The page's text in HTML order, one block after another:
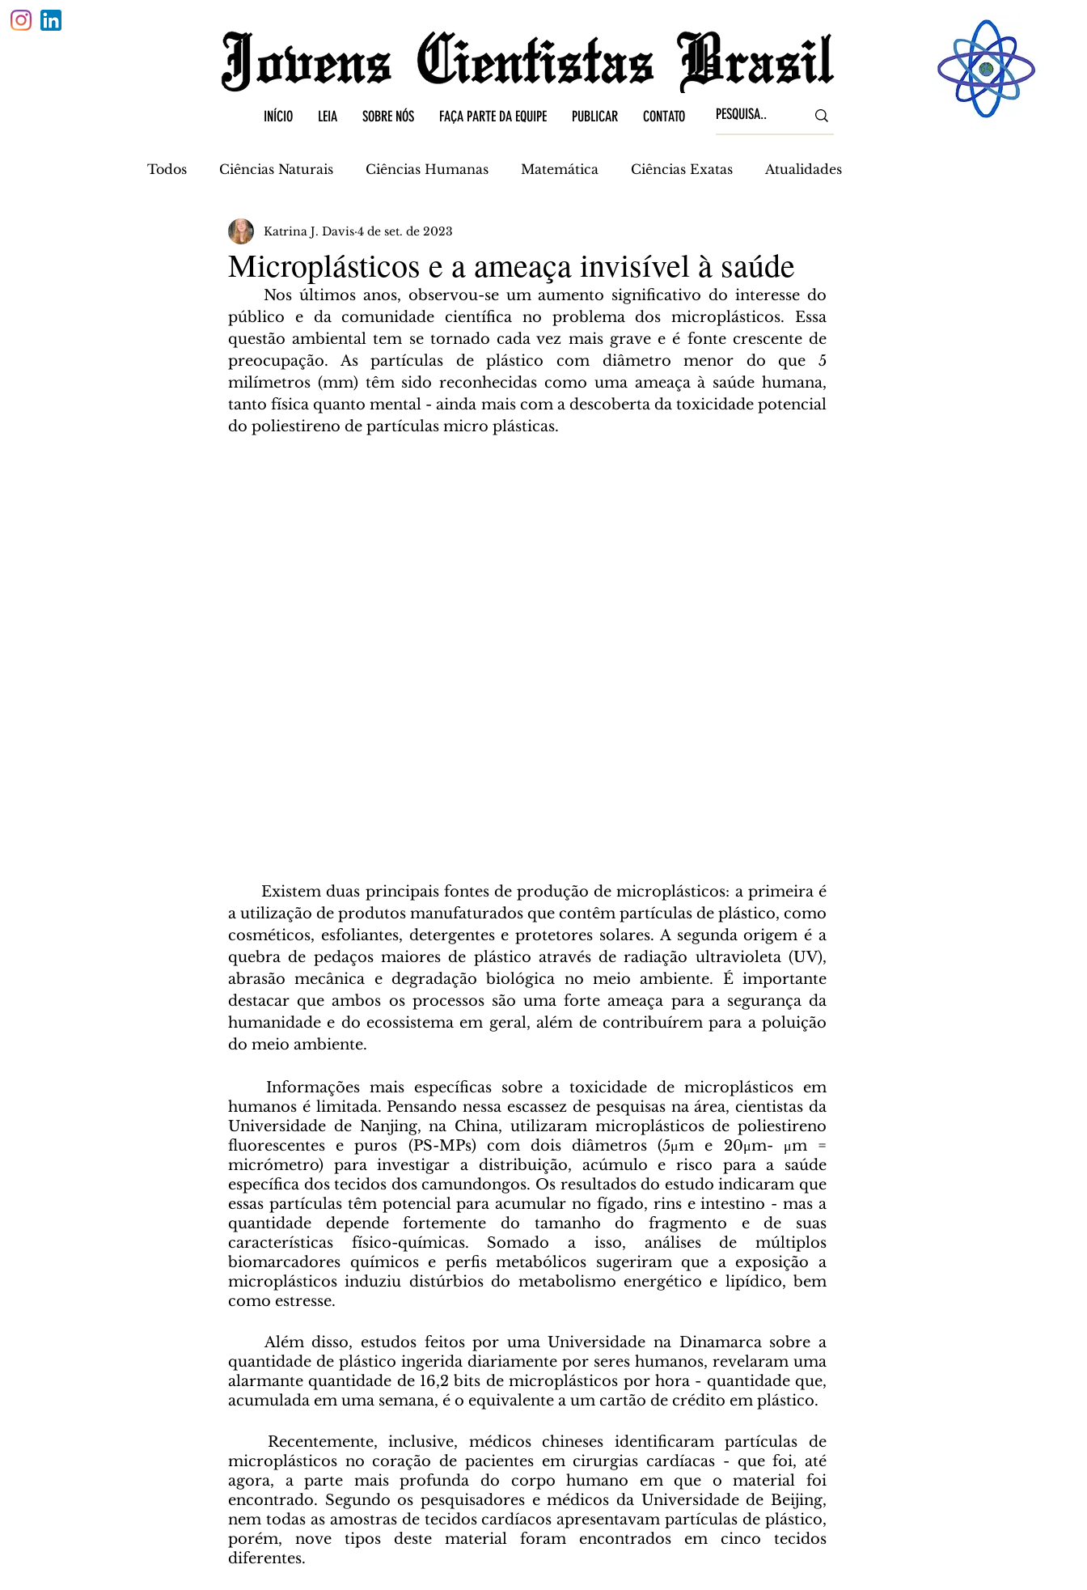
INÍCIO LEIA SOBRE NÓS FAÇA PARTE DA EQUIPE PUBLICAR CONTATO
Todos Ciências Naturais Ciências Humanas Matemática Ciências Exatas Atualidades
Biologia Química Ciências da Terra
Microplásticos e a ameaça invisível à saúde
Katrina J. Davis 4 de set. de 2023
público e da comunidade científica no problema dos microplásticos. Essa
questão ambiental tem se tornado cada vez mais grave e é fonte crescente de
preocupação. As partículas de plástico com diâmetro menor do que 5
milímetros (mm) têm sido reconhecidas como uma ameaça à saúde humana,
tanto física quanto mental - ainda mais com a descoberta da toxicidade potencial
do poliestireno de partículas micro plásticas.
	Existem duas principais fontes de produção de microplásticos: a primeira é
a utilização de produtos manufaturados que contêm partículas de plástico, como
cosméticos, esfoliantes, detergentes e protetores solares. A segunda origem é a
quebra de pedaços maiores de plástico através de radiação ultravioleta (UV),
abrasão mecânica e degradação biológica no meio ambiente. É importante
destacar que ambos os processos são uma forte ameaça para a segurança da
humanidade e do ecossistema em geral, além de contribuírem para a poluição
do meio ambiente.
humanos é limitada. Pensando nessa escassez de pesquisas na área, cientistas da
Universidade de Nanjing, na China, utilizaram microplásticos de poliestireno
fluorescentes e puros (PS-MPs) com dois diâmetros (5μm e 20μm- μm =
micrómetro) para investigar a distribuição, acúmulo e risco para a saúde
específica dos tecidos dos camundongos. Os resultados do estudo indicaram que
essas partículas têm potencial para acumular no fígado, rins e intestino - mas a
quantidade depende fortemente do tamanho do fragmento e de suas
características físico-químicas. Somado a isso, análises de múltiplos
biomarcadores químicos e perfis metabólicos sugeriram que a exposição a
microplásticos induziu distúrbios do metabolismo energético e lipídico, bem
como estresse.
quantidade de plástico ingerida diariamente por seres humanos, revelaram uma
alarmante quantidade de 16,2 bits de microplásticos por hora - quantidade que,
acumulada em uma semana, é o equivalente a um cartão de crédito em plástico.
microplásticos no coração de pacientes em cirurgias cardíacas - que foi, até
agora, a parte mais profunda do corpo humano em que o material foi
encontrado. Segundo os pesquisadores e médicos da Universidade de Beijing,
nem todas as amostras de tecidos cardíacos apresentavam partículas de plástico,
porém, nove tipos deste material foram encontrados em cinco tecidos
diferentes.